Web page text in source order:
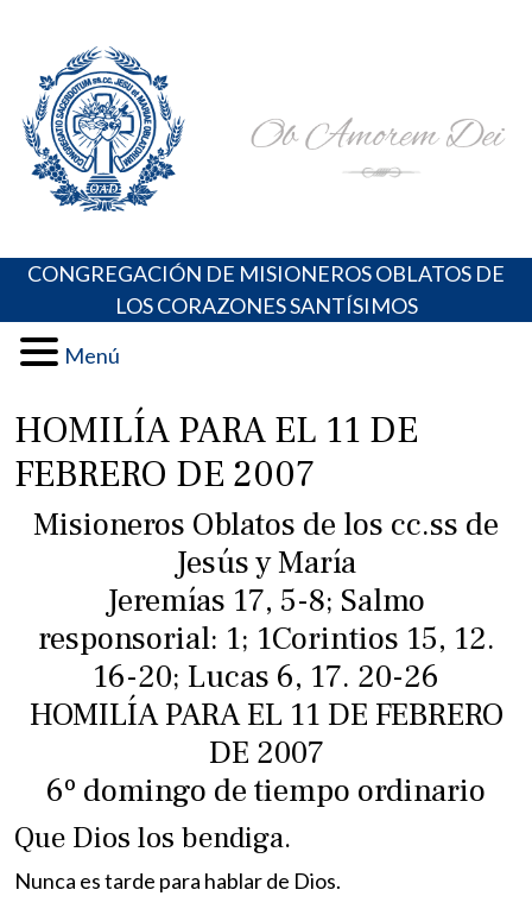
content
Portal de los Padres Oblatos. Advocaciones Marianas,
Oraciones, Música religiosa y más
CONGREGACIÓN DE MISIONEROS OBLATOS DE
LOS CORAZONES SANTÍSIMOS
Menú
HOMILÍA PARA EL 11 DE
FEBRERO DE 2007
Misioneros Oblatos de los cc.ss de
Jesús y María
Jeremías 17, 5-8; Salmo
responsorial: 1; 1Corintios 15, 12.
16-20; Lucas 6, 17. 20-26
HOMILÍA PARA EL 11 DE FEBRERO
DE 2007
6º domingo de tiempo ordinario
Que Dios los bendiga.
Nunca es tarde para hablar de Dios.